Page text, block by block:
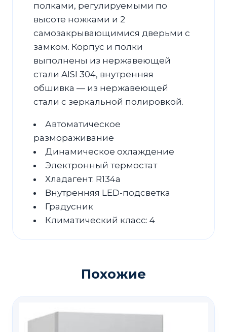
полками, регулируемыми по
высоте ножками и 2
самозакрывающимися дверьми с
замком. Корпус и полки
выполнены из нержавеющей
стали AISI 304, внутренняя
обшивка — из нержавеющей
стали с зеркальной полировкой.
Автоматическое
размораживание
Динамическое охлаждение
Электронный термостат
Хладагент: R134a
Внутренняя LED-подсветка
Градусник
Климатический класс: 4
Похожие